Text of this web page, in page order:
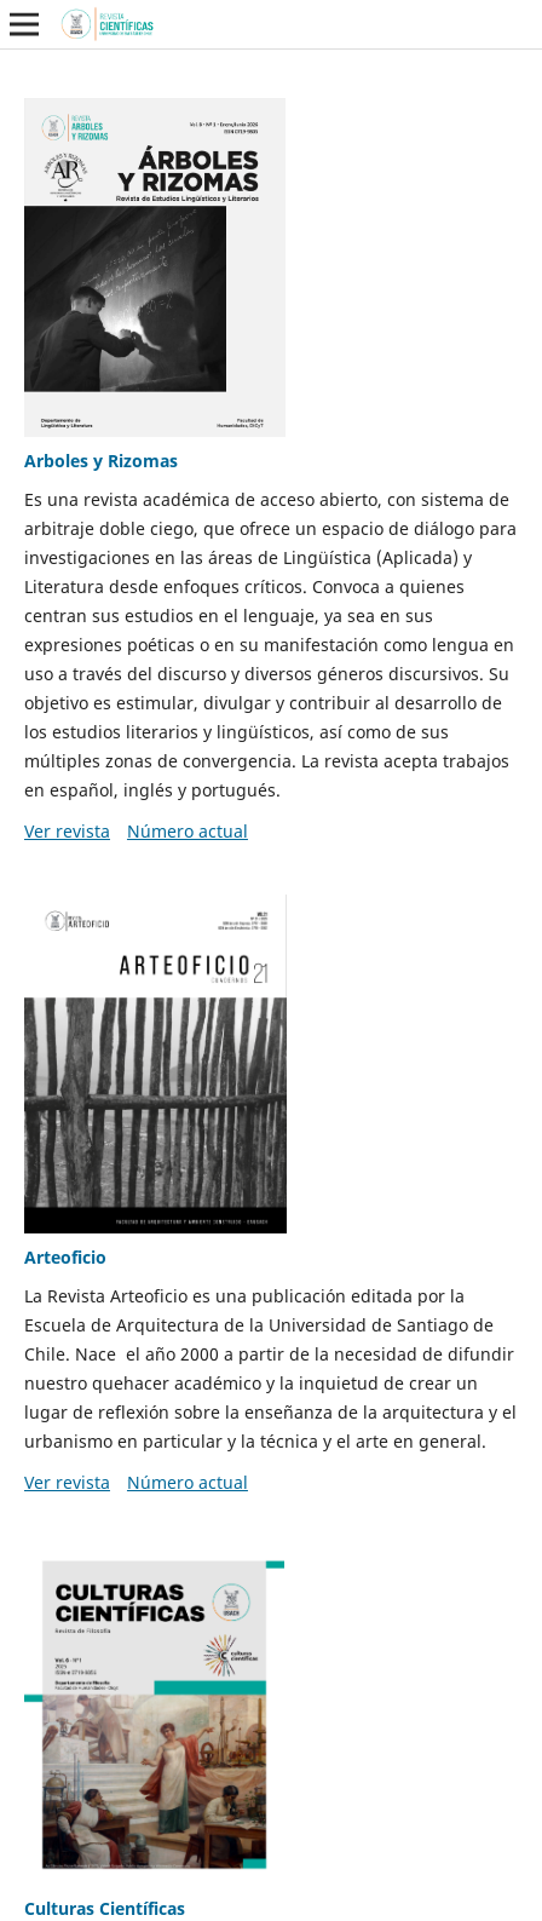
Arboles y Rizomas
Es una revista académica de acceso abierto, con sistema de
arbitraje doble ciego, que ofrece un espacio de diálogo para
investigaciones en las áreas de Lingüística (Aplicada) y
Literatura desde enfoques críticos. Convoca a quienes
centran sus estudios en el lenguaje, ya sea en sus
expresiones poéticas o en su manifestación como lengua en
uso a través del discurso y diversos géneros discursivos. Su
objetivo es estimular, divulgar y contribuir al desarrollo de
los estudios literarios y lingüísticos, así como de sus
múltiples zonas de convergencia. La revista acepta trabajos
en español, inglés y portugués.
Ver revista
Número actual
Arteoficio
La Revista Arteoficio es una publicación editada por la
Escuela de Arquitectura de la Universidad de Santiago de
Chile. Nace el año 2000 a partir de la necesidad de difundir
nuestro quehacer académico y la inquietud de crear un
lugar de reflexión sobre la enseñanza de la arquitectura y el
urbanismo en particular y la técnica y el arte en general.
Ver revista
Número actual
Culturas Científicas